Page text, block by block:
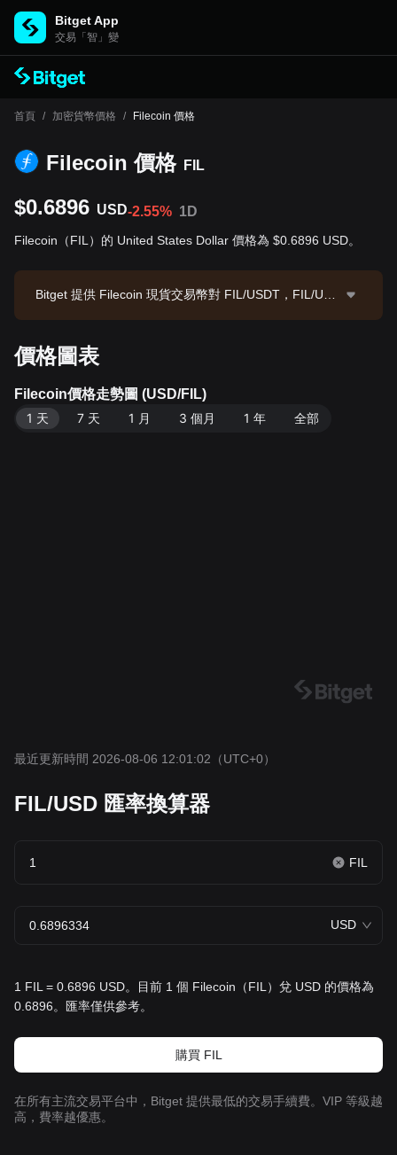
Bitget App
交易「智」變
首頁 / 加密貨幣價格 / Filecoin 價格
Filecoin 價格 FIL
$0.6896 USD-2.55% 1D
Filecoin（FIL）的 United States Dollar 價格為 $0.6896 USD。
Bitget 提供 Filecoin 現貨交易幣對 FIL/USDT，FIL/USD
FIL。數據來源：Bitget 交易所，最後更新時間：2026-0
價格圖表
Filecoin價格走勢圖 (USD/FIL)
1 天
7 天 1 月 3 個月 1 年 全部
最近更新時間 2026-08-06 12:01:02 （UTC+0）
FIL/USD 匯率換算器
FIL
USD
1 FIL = 0.6896 USD。目前 1 個 Filecoin（FIL）兌 USD 的價格為
0.6896。匯率僅供參考。
購買 FIL
在所有主流交易平台中，Bitget 提供最低的交易手續費。VIP 等級越
高，費率越優惠。